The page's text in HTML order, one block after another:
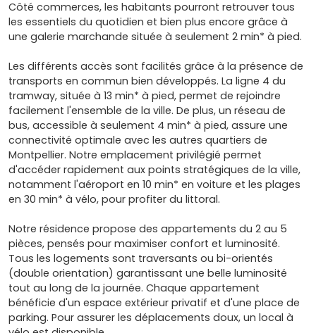
Côté commerces, les habitants pourront retrouver tous
les essentiels du quotidien et bien plus encore grâce à
une galerie marchande située à seulement 2 min* à pied.
Les différents accès sont facilités grâce à la présence de
transports en commun bien développés. La ligne 4 du
tramway, située à 13 min* à pied, permet de rejoindre
facilement l'ensemble de la ville. De plus, un réseau de
bus, accessible à seulement 4 min* à pied, assure une
connectivité optimale avec les autres quartiers de
Montpellier. Notre emplacement privilégié permet
d'accéder rapidement aux points stratégiques de la ville,
notamment l'aéroport en 10 min* en voiture et les plages
en 30 min* à vélo, pour profiter du littoral.
Notre résidence propose des appartements du 2 au 5
pièces, pensés pour maximiser confort et luminosité.
Tous les logements sont traversants ou bi-orientés
(double orientation) garantissant une belle luminosité
tout au long de la journée. Chaque appartement
bénéficie d'un espace extérieur privatif et d'une place de
parking. Pour assurer les déplacements doux, un local à